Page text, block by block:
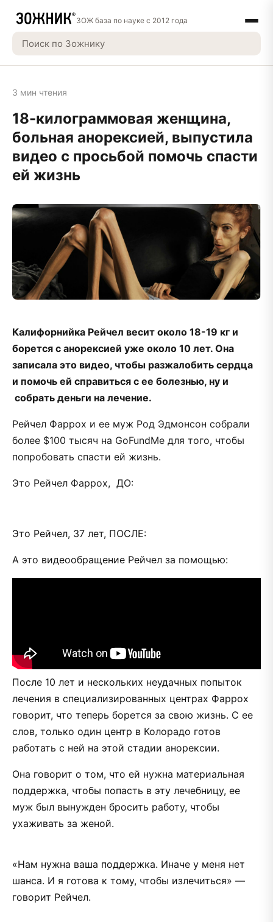
ЗОЖ база по науке с 2012 года
3 мин чтения
18-килограммовая женщина,
больная анорексией, выпустила
видео с просьбой помочь спасти
ей жизнь
Калифорнийка Рейчел весит около 18-19 кг и
борется с анорексией уже около 10 лет. Она
записала это видео, чтобы разжалобить сердца
и помочь ей справиться с ее болезнью, ну и
собрать деньги на лечение.
Рейчел Фаррох и ее муж Род Эдмонсон собрали
более $100 тысяч на GoFundMe для того, чтобы
попробовать спасти ей жизнь.
Это Рейчел Фаррох, ДО:
Это Рейчел, 37 лет, ПОСЛЕ:
А это видеообращение Рейчел за помощью:
После 10 лет и нескольких неудачных попыток
лечения в специализированных центрах Фаррох
говорит, что теперь борется за свою жизнь. С ее
слов, только один центр в Колорадо готов
работать с ней на этой стадии анорексии.
Она говорит о том, что ей нужна материальная
поддержка, чтобы попасть в эту лечебницу, ее
муж был вынужден бросить работу, чтобы
ухаживать за женой.
«Нам нужна ваша поддержка. Иначе у меня нет
шанса. И я готова к тому, чтобы излечиться» —
говорит Рейчел.